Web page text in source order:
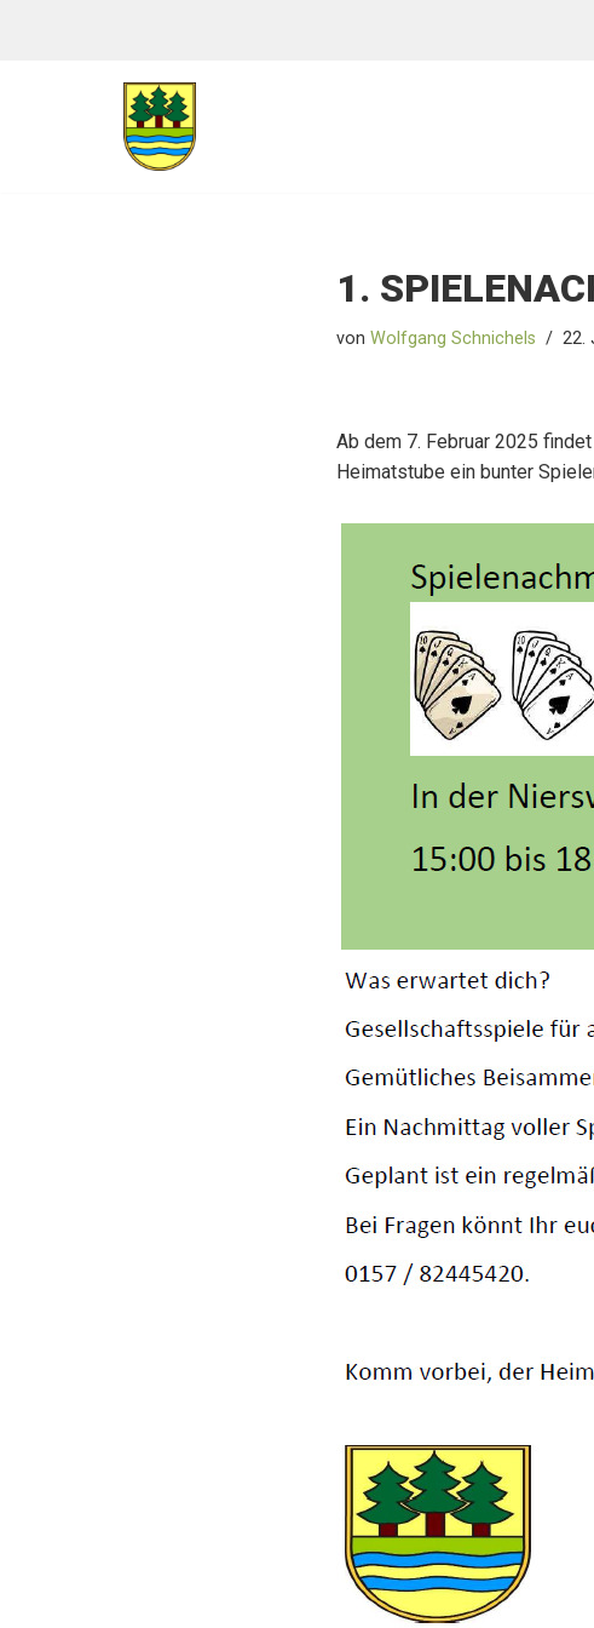
1.
von Wolfgang Schnichels 22.
Ab dem 7. Februar 2025
Heimatstube ein bunter